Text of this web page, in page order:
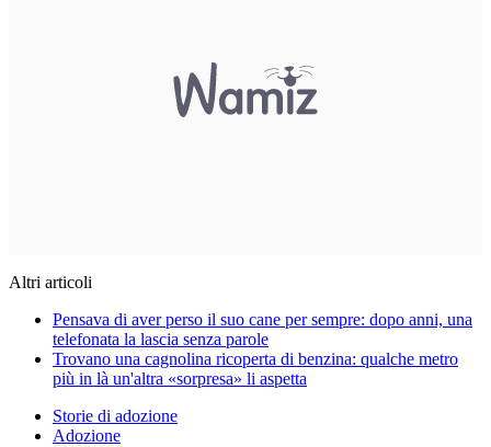
Altri articoli
Pensava di aver perso il suo cane per sempre: dopo anni, una
telefonata la lascia senza parole
Trovano una cagnolina ricoperta di benzina: qualche metro
più in là un'altra «sorpresa» li aspetta
Storie di adozione
Adozione